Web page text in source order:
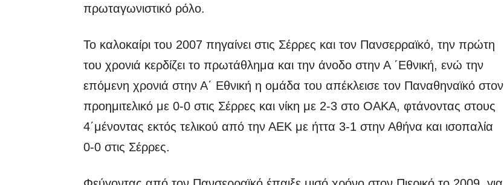
πρωταγωνιστικό ρόλο.
Το καλοκαίρι του 2007 πηγαίνει στις Σέρρες και τον Πανσερραϊκό, την πρώτη
του χρονιά κερδίζει το πρωτάθλημα και την άνοδο στην Α ΄Εθνική, ενώ την
επόμενη χρονιά στην Α΄ Εθνική η ομάδα του απέκλεισε τον Παναθηναϊκό στον
προημιτελικό με 0-0 στις Σέρρες και νίκη με 2-3 στο ΟΑΚΑ, φτάνοντας στους
4΄μένοντας εκτός τελικού από την ΑΕΚ με ήττα 3-1 στην Αθήνα και ισοπαλία
0-0 στις Σέρρες.